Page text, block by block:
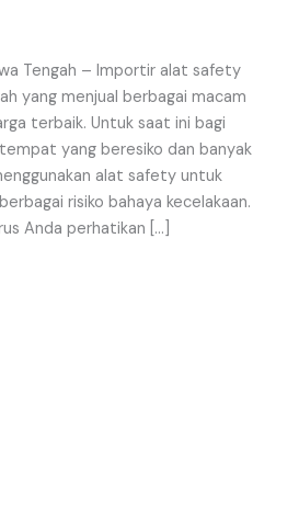
Tengah – Importir alat safety
yang menjual berbagai macam
terbaik. Untuk saat ini bagi
yang beresiko dan banyak
alat safety untuk
risiko bahaya kecelakaan.
Anda perhatikan […]